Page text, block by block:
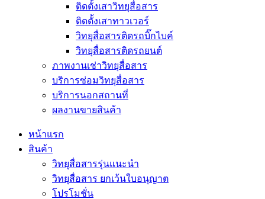
ติดตั้งเสาวิทยุสื่อสาร
ติดตั้งเสาทาวเวอร์
วิทยุสื่อสารติดรถบิ๊กไบค์
วิทยุสื่อสารติดรถยนต์
ภาพงานเช่าวิทยุสื่อสาร
บริการซ่อมวิทยุสื่อสาร
บริการนอกสถานที่
ผลงานขายสินค้า
หน้าแรก
สินค้า
วิทยุสื่อสารรุ่นแนะนำ
วิทยุสื่อสาร ยกเว้นใบอนุญาต
โปรโมชั่น